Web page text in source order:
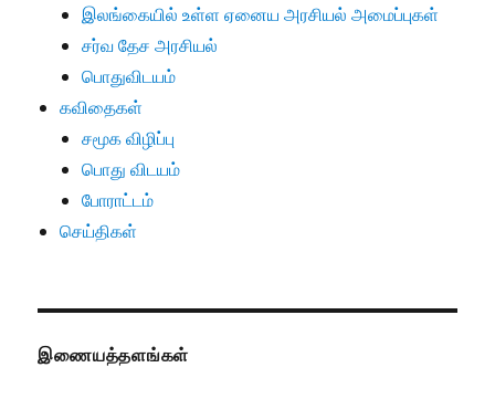
இலங்கையில் உள்ள ஏனைய அரசியல் அமைப்புகள்
சர்வ தேச அரசியல்
பொதுவிடயம்
கவிதைகள்
சமூக விழிப்பு
பொது விடயம்
போராட்டம்
செய்திகள்
இணையத்தளங்கள்